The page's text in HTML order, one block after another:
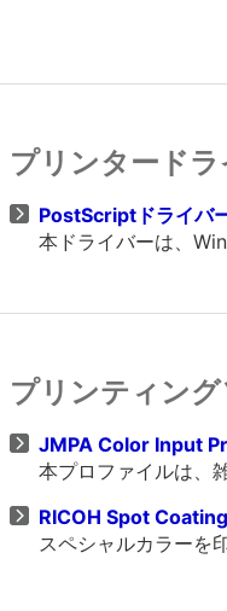
プリンタード
PostScriptドライバ
本ドライバーは、
プリンティン
JMPA Color Input
本プロファイルは、
RICOH Spot
スペシャルカラーを